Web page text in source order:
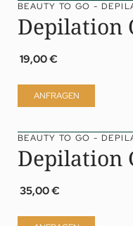
BEAUTY TO GO -
Depilation
19,00 €
ANFRAGEN
BEAUTY TO GO -
Depilation
35,00 €